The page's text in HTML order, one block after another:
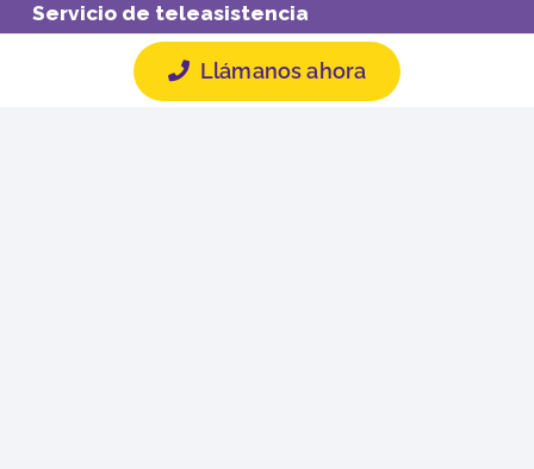
Servicio de teleasistencia
Ayudas a la dependencia para personas
Bonadea contra la economía sumergida
Llámanos ahora